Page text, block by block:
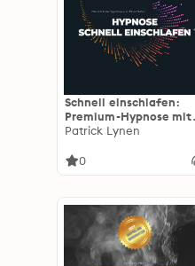
Schnell einschlafen:
Premium-Hypnose mit
maximaler Wirkung: Die
Einschlafen
Patrick Lynen
0